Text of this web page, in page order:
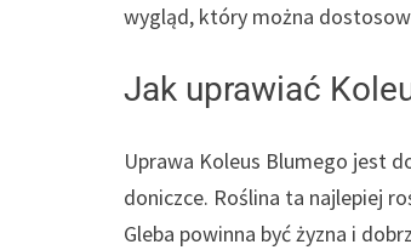
wygląd, który można
Jak uprawiać
Uprawa Koleus Blumego jest
doniczce. Roślina ta najlepiej
Gleba powinna być żyzna i